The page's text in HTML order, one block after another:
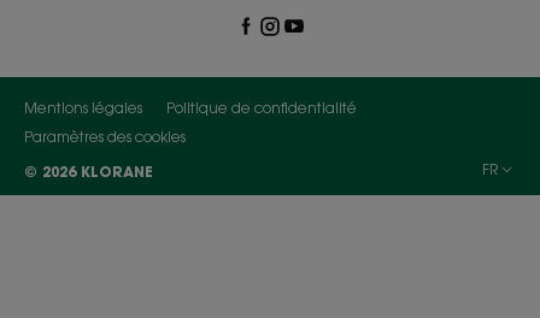
Mentions légales
Politique de confidentialité
Paramètres des cookies
© 2026 KLORANE
FR